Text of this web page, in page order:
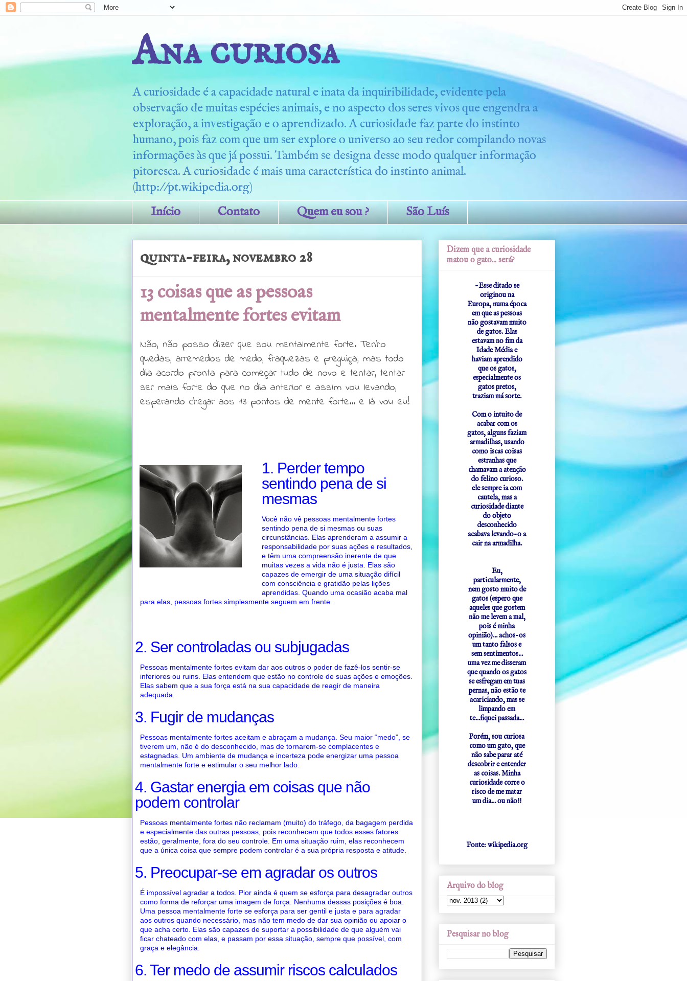
Ana curiosa
A curiosidade é a capacidade natural e inata da inquiribilidade, evidente pela
observação de muitas espécies animais, e no aspecto dos seres vivos que engendra a
exploração, a investigação e o aprendizado. A curiosidade faz parte do instinto
humano, pois faz com que um ser explore o universo ao seu redor compilando novas
informações às que já possui. Também se designa desse modo qualquer informação
pitoresca. A curiosidade é mais uma característica do instinto animal.
(http://pt.wikipedia.org)
Início
Contato Quem eu sou ? São Luís
quinta-feira, novembro 28
13 coisas que as pessoas
mentalmente fortes evitam
Não, não posso dizer que sou mentalmente forte. Tenho
quedas, arremedos de medo, fraquezas e preguiça, mas todo
dia acordo pronta para começar tudo de novo e tentar, tentar
ser mais forte do que no dia anterior e assim vou levando,
esperando chegar aos 13 pontos de mente forte... e lá vou eu!
1. Perder tempo
sentindo pena de si
mesmas
Você não vê pessoas mentalmente fortes
sentindo pena de si mesmas ou suas
circunstâncias. Elas aprenderam a assumir a
responsabilidade por suas ações e resultados,
e têm uma compreensão inerente de que
muitas vezes a vida não é justa. Elas são
capazes de emergir de uma situação difícil
com consciência e gratidão pelas lições
aprendidas. Quando uma ocasião acaba mal
para elas, pessoas fortes simplesmente seguem em frente.
2. Ser controladas ou subjugadas
Pessoas mentalmente fortes evitam dar aos outros o poder de fazê-los sentir-se
inferiores ou ruins. Elas entendem que estão no controle de suas ações e emoções.
Elas sabem que a sua força está na sua capacidade de reagir de maneira
adequada.
3. Fugir de mudanças
Pessoas mentalmente fortes aceitam e abraçam a mudança. Seu maior “medo”, se
tiverem um, não é do desconhecido, mas de tornarem-se complacentes e
estagnadas. Um ambiente de mudança e incerteza pode energizar uma pessoa
mentalmente forte e estimular o seu melhor lado.
4. Gastar energia em coisas que não
podem controlar
Pessoas mentalmente fortes não reclamam (muito) do tráfego, da bagagem perdida
e especialmente das outras pessoas, pois reconhecem que todos esses fatores
estão, geralmente, fora do seu controle. Em uma situação ruim, elas reconhecem
que a única coisa que sempre podem controlar é a sua própria resposta e atitude.
5. Preocupar-se em agradar os outros
É impossível agradar a todos. Pior ainda é quem se esforça para desagradar outros
como forma de reforçar uma imagem de força. Nenhuma dessas posições é boa.
Uma pessoa mentalmente forte se esforça para ser gentil e justa e para agradar
aos outros quando necessário, mas não tem medo de dar sua opinião ou apoiar o
que acha certo. Elas são capazes de suportar a possibilidade de que alguém vai
ficar chateado com elas, e passam por essa situação, sempre que possível, com
graça e elegância.
6. Ter medo de assumir riscos calculados
Dizem que a curiosidade
matou o gato... será?
-Esse ditado se
originou na
Europa, numa época
em que as pessoas
não gostavam muito
de gatos. Elas
estavam no fim da
Idade Média e
haviam aprendido
que os gatos,
especialmente os
gatos pretos,
traziam má sorte.
Com o intuito de
acabar com os
gatos, alguns faziam
armadilhas, usando
como iscas coisas
estranhas que
chamavam a atenção
do felino curioso.
ele sempre ia com
cautela, mas a
curiosidade diante
do objeto
desconhecido
acabava levando-o a
cair na armadilha.
Eu,
particularmente,
nem gosto muito de
gatos (espero que
aqueles que gostem
não me levem a mal,
pois é minha
opinião)... achos-os
um tanto falsos e
sem sentimentos...
uma vez me disseram
que quando os gatos
se esfregam em tuas
pernas, não estão te
acariciando, mas se
limpando em
te...fiquei passada...
Porém, sou curiosa
como um gato, que
não sabe parar até
descobrir e entender
as coisas. Minha
curiosidade corre o
risco de me matar
um dia... ou não!!
Fonte: wikipedia.org
Arquivo do blog
Pesquisar no blog